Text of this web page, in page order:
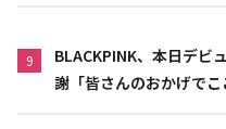
9
BLACKPINK、本日デビ
謝「皆さんのおかげでこ